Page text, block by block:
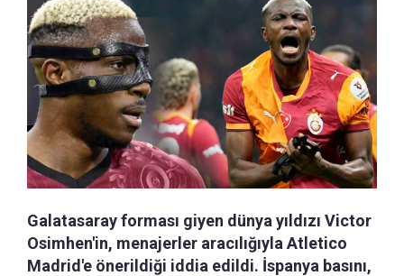
Galatasaray forması giyen dünya yıldızı Victor
Osimhen'in, menajerler aracılığıyla Atletico
Madrid'e önerildiği iddia edildi. İspanya basını,